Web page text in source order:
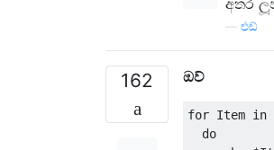
එඩ්
162 ඔව්
for Item in
do